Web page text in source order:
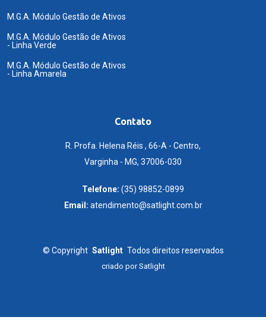
M.G.A. Módulo Gestão de Ativos
M.G.A. Módulo Gestão de Ativos
- Linha Verde
M.G.A. Módulo Gestão de Ativos
- Linha Amarela
Contato
R. Profa. Helena Réis , 66-A - Centro,
Varginha - MG, 37006-030
Telefone: (35) 98852-0899
Email: atendimento@satlight.com.br
© Copyright Satlight Todos direitos reservados
criado porSatlight